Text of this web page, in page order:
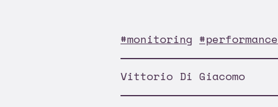
#monitoring #performance
Vittorio Di Giacomo